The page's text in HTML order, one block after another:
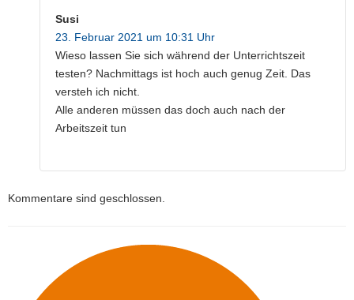
Susi
23. Februar 2021 um 10:31 Uhr
Wieso lassen Sie sich während der Unterrichtszeit
testen? Nachmittags ist hoch auch genug Zeit. Das
versteh ich nicht.
Alle anderen müssen das doch auch nach der
Arbeitszeit tun
Kommentare sind geschlossen.